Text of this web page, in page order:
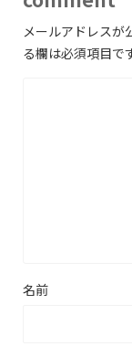
メールアドレスが
る欄は必須項目で
名前